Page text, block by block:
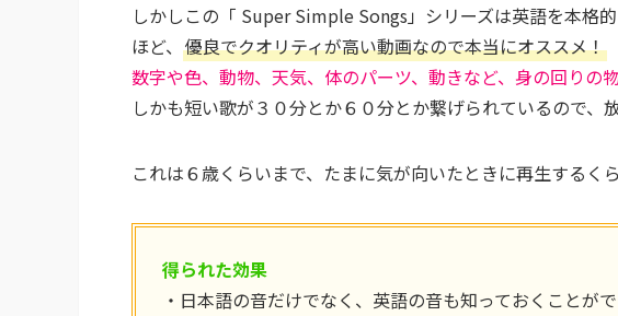
しかしこの「 Super Simple Songs」シリーズは英語を本格
ほど、 優良でクオリティが高い動画なので本当にオススメ！
数字や色、動物、天気、体のパーツ、動きなど、身の回りの
しかも短い歌が３０分とか６０分とか繋げられているので、
これは６歳くらいまで、たまに気が向いたときに再生するく
得られた効果
・日本語の音だけでなく、英語の音も知っておくことが